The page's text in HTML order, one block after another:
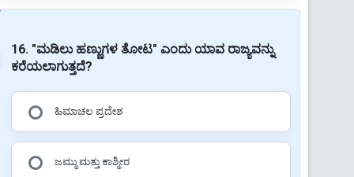
16. "ಮಡಿಲು ಹಣ್ಣುಗಳ ತೋಟ" ಎಂದು ಯಾವ ರಾಜ್ಯವನ್ನು
ಕರೆಯಲಾಗುತ್ತದೆ?
ಹಿಮಾಚಲ ಪ್ರದೇಶ
ಜಮ್ಮು ಮತ್ತು ಕಾಶ್ಮೀರ